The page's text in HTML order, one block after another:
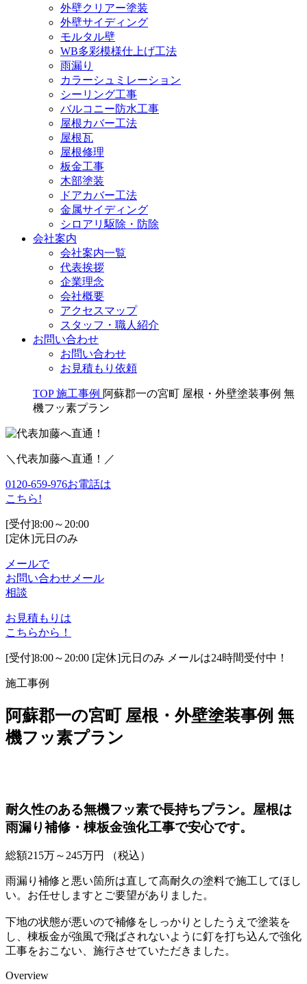
外壁クリアー塗装
外壁サイディング
モルタル壁
WB多彩模様仕上げ工法
雨漏り
カラーシュミレーション
シーリング工事
バルコニー防水工事
屋根カバー工法
屋根瓦
屋根修理
板金工事
木部塗装
ドアカバー工法
金属サイディング
シロアリ駆除・防除
会社案内
会社案内一覧
代表挨拶
企業理念
会社概要
アクセスマップ
スタッフ・職人紹介
お問い合わせ
お問い合わせ
お見積もり依頼
TOP 施工事例 阿蘇郡一の宮町 屋根・外壁塗装事例 無
機フッ素プラン
＼代表加藤へ直通！／
0120-659-976お電話は
こちら!
[受付]8:00～20:00
[定休]元日のみ
メールで
お問い合わせ メール
相談
お見積もりは
こちらから！
[受付]8:00～20:00 [定休]元日のみ メールは24時間受付中！
施工事例
阿蘇郡一の宮町 屋根・外壁塗装事例 無
機フッ素プラン
耐久性のある無機フッ素で長持ちプラン。屋根は
雨漏り補修・棟板金強化工事で安心です。
総額215万～245万円 （税込）
雨漏り補修と悪い箇所は直して高耐久の塗料で施工してほし
い。お任せしますとご要望がありました。
下地の状態が悪いので補修をしっかりとしたうえで塗装を
し、棟板金が強風で飛ばされないように釘を打ち込んで強化
工事をおこない、施行させていただきました。
Overview